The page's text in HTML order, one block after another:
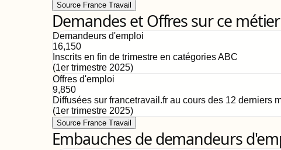
Source France Travail
Demandes et Offres sur ce
Demandeurs d'emploi
16,150
Inscrits en fin de trimestre en catégories ABC
(1er trimestre 2025)
Offres d'emploi
9,850
Diffusées sur francetravail.fr au cours des 12 derniers
(1er trimestre 2025)
Source France Travail
Embauches de demandeurs